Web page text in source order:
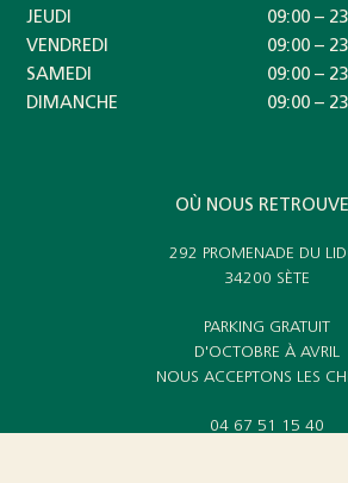
JEUDI
VENDREDI
SAMEDI
DIMANCHE
09:00 –
09:00 –
09:00 –
09:00 –
OÙ NOUS
292 PROMENADE DU
34200 SÈTE
PARKING GRATUIT
D'OCTOBRE À AVRIL
NOUS ACCEPTONS LES
04 67 51 15 40